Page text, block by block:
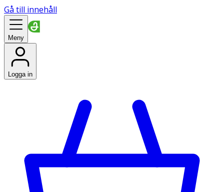
Gå till innehåll
Meny
Logga in